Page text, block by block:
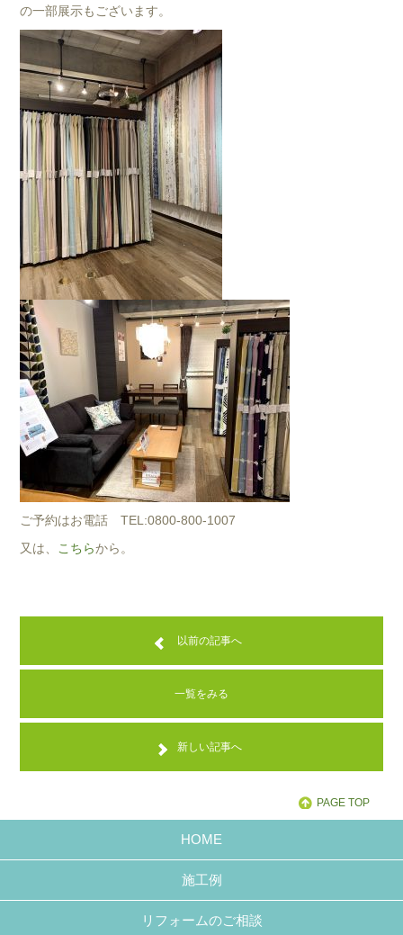
の一部展示もございます。
ご予約はお電話 TEL:0800-800-1007
又は、 こちらから。
以前の記事へ
一覧をみる
新しい記事へ
PAGE TOP
HOME
施工例
リフォームのご相談